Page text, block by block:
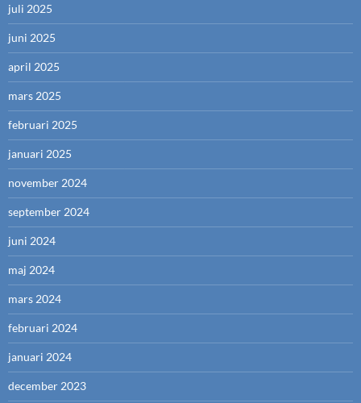
juli 2025
juni 2025
april 2025
mars 2025
februari 2025
januari 2025
november 2024
september 2024
juni 2024
maj 2024
mars 2024
februari 2024
januari 2024
december 2023